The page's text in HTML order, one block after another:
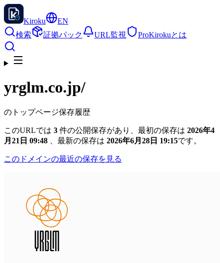
Kiroku
EN
検索
証拠パック URL監視 ProKirokuとは
yrglm.co.jp/
のトップページ保存履歴
このURLでは 3 件の公開保存があり、最初の保存は 2026年4
月21日 09:48
、最新の保存は 2026年6月28日 19:15です。
このドメインの最近の保存を見る